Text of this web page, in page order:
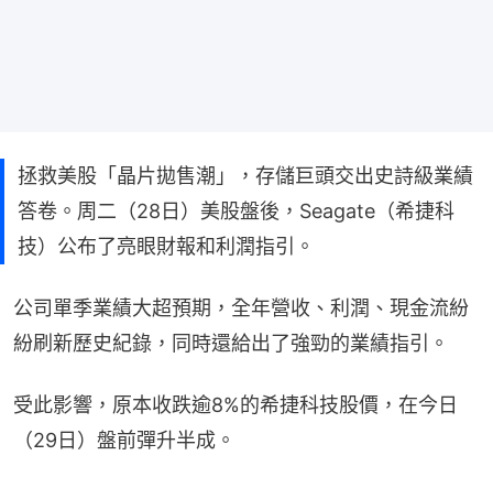
拯救美股「晶片拋售潮」，存儲巨頭交出史詩級業績
答卷。周二（28日）美股盤後，Seagate（希捷科
技）公布了亮眼財報和利潤指引。
公司單季業績大超預期，全年營收、利潤、現金流紛
紛刷新歷史紀錄，同時還給出了強勁的業績指引。
受此影響，原本收跌逾8%的希捷科技股價，在今日
（29日）盤前彈升半成。